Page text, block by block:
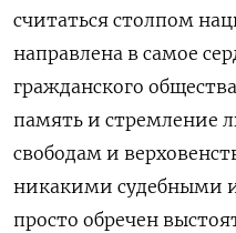
считаться столпом
направлена в самое
гражданского
память и стремление
свободам и
никакими судебными
просто обречен